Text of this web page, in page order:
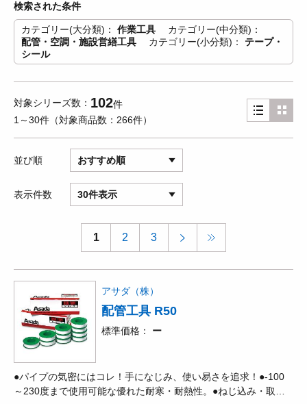
検索された条件
カテゴリー(大分類) 作業工具
カテゴリー(中分類)
配管・空調・施設営繕工具
カテゴリー(小分類)
テープ・
シール
対象シリーズ数 102件
1～30件
対象商品数 266件
並び順 おすすめ順
表示件数 30件表示
1 2 3
アサダ（株）
配管工具 R50
標準価格 ー
●パイプの気密にはコレ！手になじみ、使い易さを追求！●-100
～230度まで使用可能な優れた耐寒・耐熱性。●ねじ込み・取り